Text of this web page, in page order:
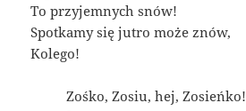
To przyjemnych snów!
Spotkamy się jutro może znów,
Kolego!
Zośko, Zosiu, hej, Zosieńko!